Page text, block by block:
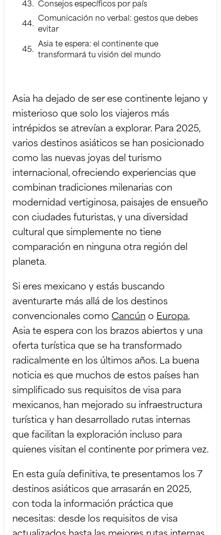
Consejos específicos por país
Comunicación no verbal: gestos que debes
evitar
Asia te espera: el continente que
transformará tu visión del mundo
Asia ha dejado de ser ese continente lejano y
misterioso que solo los viajeros más
intrépidos se atrevían a explorar. Para 2025,
varios destinos asiáticos se han posicionado
como las nuevas joyas del turismo
internacional, ofreciendo experiencias que
combinan tradiciones milenarias con
modernidad vertiginosa, paisajes de ensueño
con ciudades futuristas, y una diversidad
cultural que simplemente no tiene
comparación en ninguna otra región del
planeta.
Si eres mexicano y estás buscando
aventurarte más allá de los destinos
convencionales como Cancún o Europa,
Asia te espera con los brazos abiertos y una
oferta turística que se ha transformado
radicalmente en los últimos años. La buena
noticia es que muchos de estos países han
simplificado sus requisitos de visa para
mexicanos, han mejorado su infraestructura
turística y han desarrollado rutas internas
que facilitan la exploración incluso para
quienes visitan el continente por primera vez.
En esta guía definitiva, te presentamos los 7
destinos asiáticos que arrasarán en 2025,
con toda la información práctica que
necesitas: desde los requisitos de visa